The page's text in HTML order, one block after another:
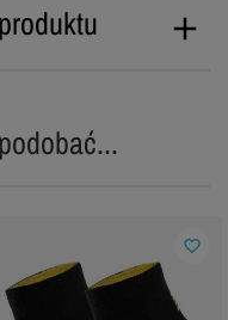
favorite_border